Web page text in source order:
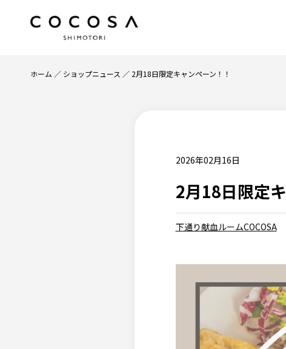
ホーム ショップニュース 2月18日限定キャンペーン！！
2026年02月16日
2月18日限定
下通り献血ルームCOCOSA